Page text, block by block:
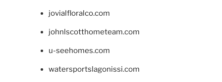
jovialfloralco.com
johnlscotthometeam.com
u-seehomes.com
watersportslagonissi.com